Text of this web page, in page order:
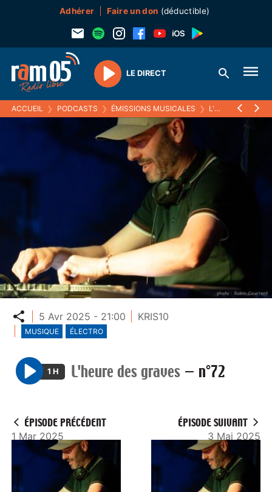
Adhérer Faire un don (déductible)
Play
LE DIRECT
ACCUEIL ❯ PODCASTS ❯ ÉMISSIONS MUSICALES ❯ L'HEURE DES GRAVES
Partager
5 Avr 2025 - 21:00 KRIS10
MUSIQUE ÉLECTRO
P
y
1 H L'heure des graves — n°72
ÉPISODE PRÉCÉDENT
1 Mar 2025
ÉPISODE SUIVANT
3 Mai 2025